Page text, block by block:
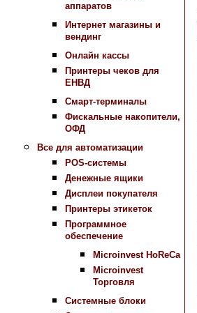
аппаратов
Интернет магазины и
вендинг
Онлайн кассы
Принтеры чеков для
ЕНВД
Смарт-терминалы
Фискальные накопители,
ОФД
Все для автоматизации
POS-системы
Денежные ящики
Дисплеи покупателя
Принтеры этикеток
Программное
обеспечение
Microinvest HoReCa
Microinvest
Торговля
Системные блоки